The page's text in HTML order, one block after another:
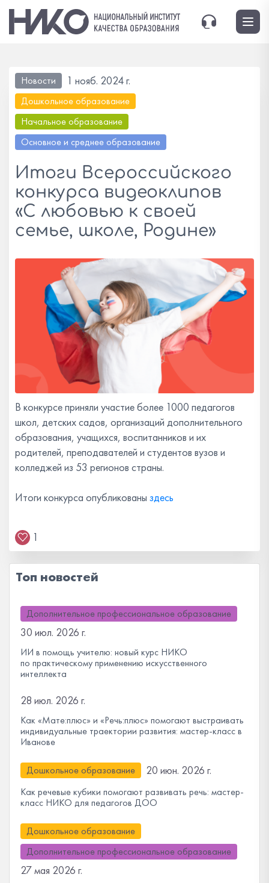
Новости 1 нояб. 2024 г.
Дошкольное образование
Начальное образование
Основное и среднее образование
Итоги Всероссийского
конкурса видеоклипов
«С любовью к своей
семье, школе, Родине»
В конкурсе приняли участие более 1000 педагогов
школ, детских садов, организаций дополнительного
образования, учащихся, воспитанников и их
родителей, преподавателей и студентов вузов и
колледжей из 53 регионов страны.
Итоги конкурса опубликованы здесь
1
Топ новостей
Дополнительное профессиональное образование
30 июл. 2026 г.
ИИ в помощь учителю: новый курс НИКО
по практическому применению искусственного
интеллекта
28 июл. 2026 г.
Как «Мате:плюс» и «Речь:плюс» помогают выстраивать
индивидуальные траектории развития: мастер-класс в
Иванове
Дошкольное образование 20 июн. 2026 г.
Как речевые кубики помогают развивать речь: мастер-
класс НИКО для педагогов ДОО
Дошкольное образование
Дополнительное профессиональное образование
27 мая 2026 г.